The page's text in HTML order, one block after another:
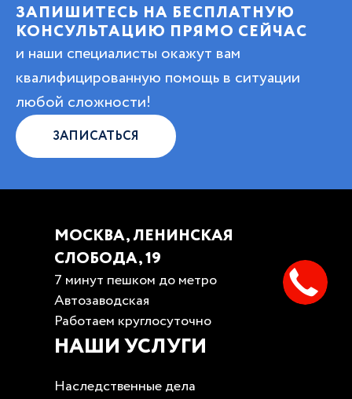
ЗАПИШИТЕСЬ НА БЕСПЛАТНУЮ
КОНСУЛЬТАЦИЮ ПРЯМО СЕЙЧАС
и наши специалисты окажут вам
квалифицированную помощь в ситуации
любой сложности!
ЗАПИСАТЬСЯ
МОСКВА, ЛЕНИНСКАЯ
СЛОБОДА, 19
7 минут пешком до метро
Автозаводская
Работаем круглосуточно
НАШИ УСЛУГИ
Наследственные дела